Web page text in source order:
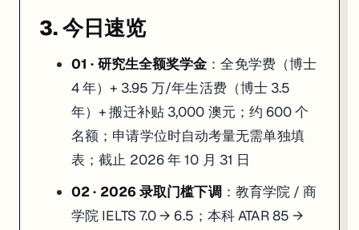
3. 今日速览
01 · 研究生全额奖学金 ：全免学费（博士
4 年）+ 3.95 万/年生活费（博士 3.5
年）+ 搬迁补贴 3,000 澳元；约 600 个
名额；申请学位时自动考量无需单独填
表；截止 2026 年 10 月 31 日
02 · 2026 录取门槛下调 ：教育学院 / 商
学院 IELTS 7.0 → 6.5；本科 ATAR 85 →